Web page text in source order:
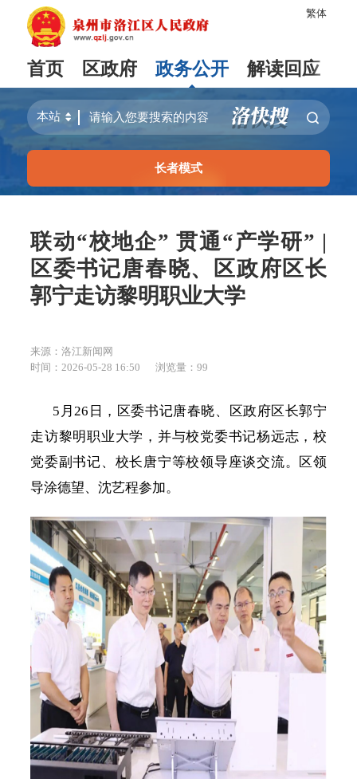
繁体
首页 区政府 政务公开 解读回应
长者模式
联动“校地企” 贯通“产学研” |
区委书记唐春晓、区政府区长
郭宁走访黎明职业大学
来源：洛江新闻网
时间：2026-05-28 16:50
浏览量： 99
5月26日，区委书记唐春晓、区政府区长郭宁
走访黎明职业大学，并与校党委书记杨远志，校
党委副书记、校长唐宁等校领导座谈交流。区领
导涂德望、沈艺程参加。